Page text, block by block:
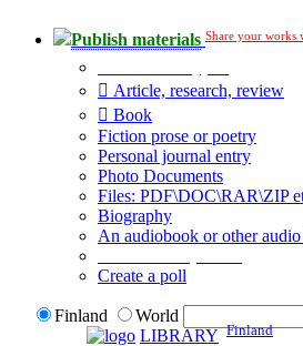
Publish materials Share your works
Article, research, review
Book
Fiction prose or poetry
Personal journal entry
Photo Documents
Files: PDF\DOC\RAR\ZIP
Biography
An audiobook or other
Create a poll
Finland
World
LIBRARY Finland